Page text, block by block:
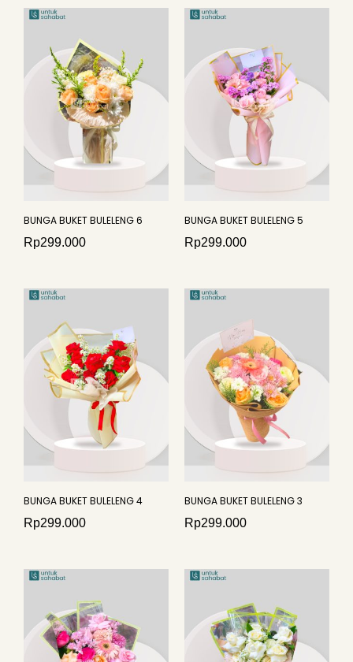
BUNGA BUKET BULELENG 6
Rp299.000
BUNGA BUKET BULELENG 5
Rp299.000
BUNGA BUKET BULELENG 4
Rp299.000
BUNGA BUKET BULELENG 3
Rp299.000